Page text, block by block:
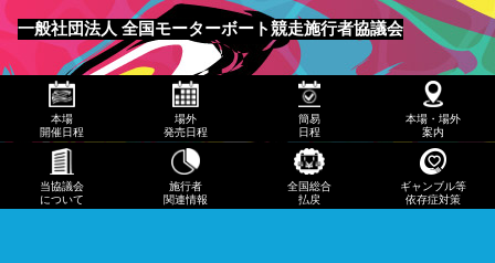
一般社団法人 全国モーターボート競走施行者協議会
メニュー
発売
日程
日程
本
場・
本場
開催日程
場外
発売日程
簡易
日程
本場・場外
案内
当協議会
について
施行者
関連情報
全国総合
払戻
ギャンブル等
依存症対策